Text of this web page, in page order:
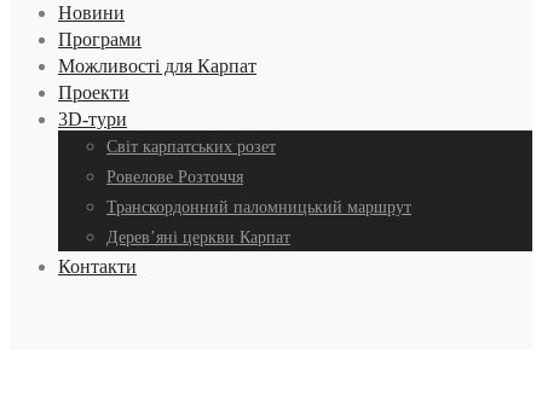
Новини
Програми
Можливості для Карпат
Проекти
3D-тури
Світ карпатських розет
Ровелове Розточчя
Транскордонний паломницький маршрут
Дерев’яні церкви Карпат
Контакти